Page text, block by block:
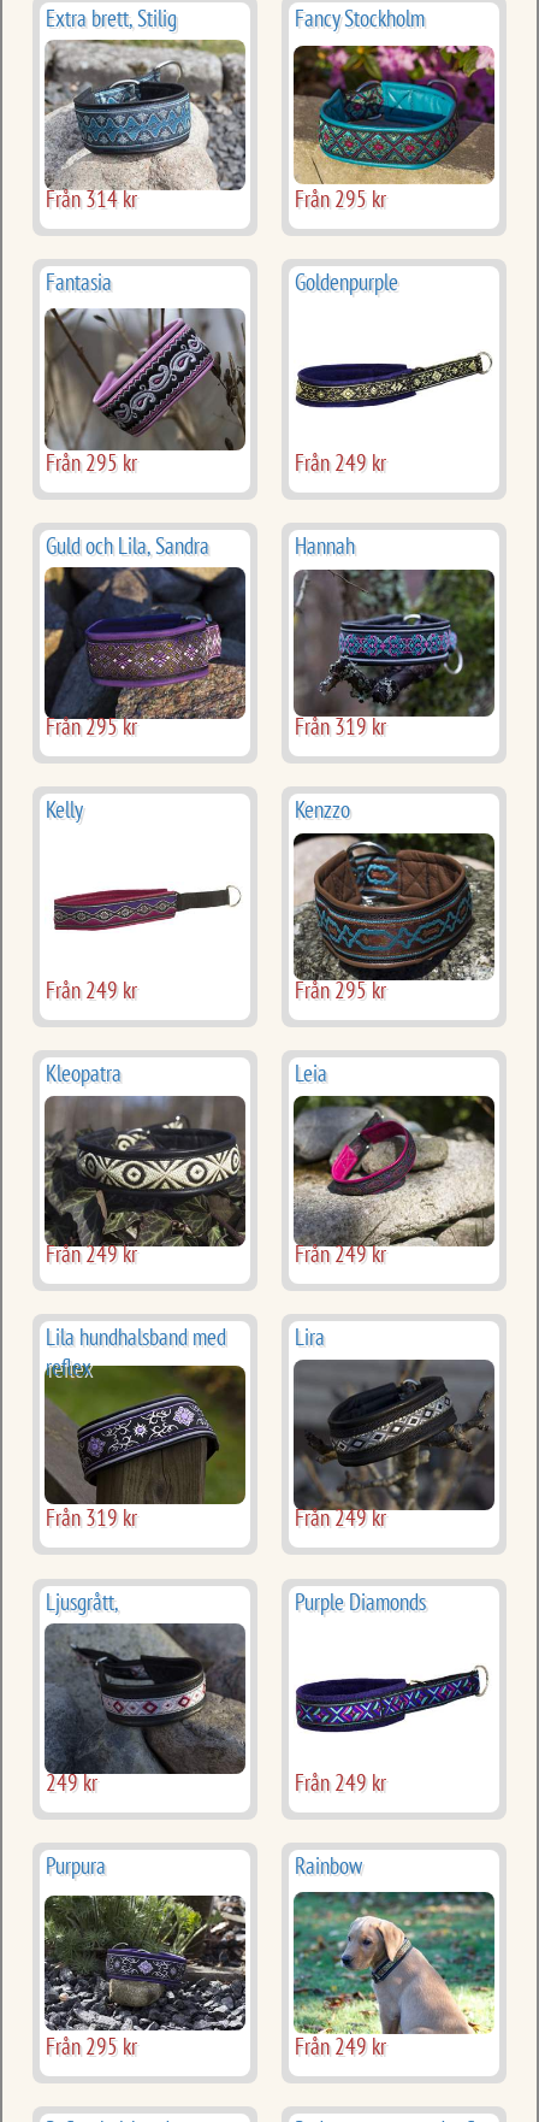
Extra brett, Stilig
Från 314 kr
Fancy Stockholm
Från 295 kr
Fantasia
Från 295 kr
Goldenpurple
Från 249 kr
Guld och Lila, Sandra
Från 295 kr
Hannah
Från 319 kr
Kelly
Från 249 kr
Kenzzo
Från 295 kr
Kleopatra
Från 249 kr
Leia
Från 249 kr
Lila hundhalsband med
reflex
Från 319 kr
Lira
Från 249 kr
Ljusgrått,
249 kr
Purple Diamonds
Från 249 kr
Purpura
Från 295 kr
Rainbow
Från 249 kr